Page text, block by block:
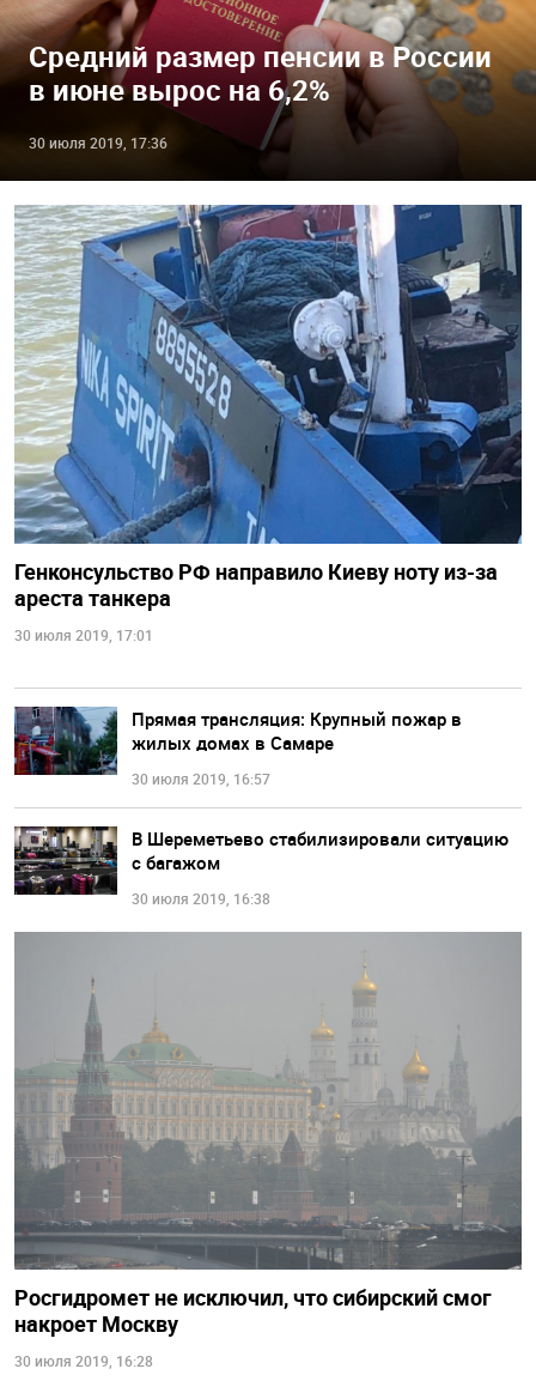
Средний размер пенсии в России
в июне вырос на 6,2%
30 июля 2019, 17:36
Генконсульство РФ направило Киеву ноту из-за
ареста танкера
30 июля 2019, 17:01
Прямая трансляция: Крупный пожар в
жилых домах в Самаре
30 июля 2019, 16:57
В Шереметьево стабилизировали ситуацию
с багажом
30 июля 2019, 16:38
Росгидромет не исключил, что сибирский смог
накроет Москву
30 июля 2019, 16:28